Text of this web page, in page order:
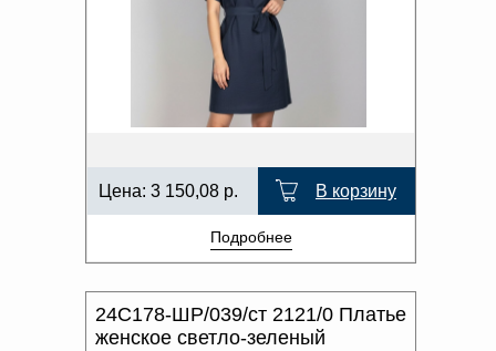
Цена: 3 150,08 р. В корзину
Подробнее
24С178-ШР/039/ст 2121/0 Платье
женское светло-зеленый